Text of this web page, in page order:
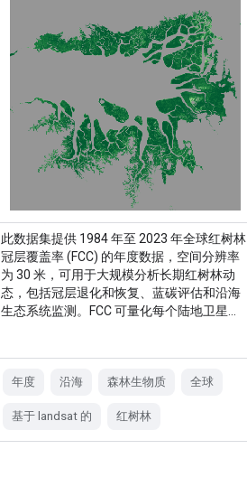
此数据集提供 1984 年至 2023 年全球红树林
冠层覆盖率 (FCC) 的年度数据，空间分辨率
为 30 米，可用于大规模分析长期红树林动
态，包括冠层退化和恢复、蓝碳评估和沿海
生态系统监测。FCC 可量化每个陆地卫星…
年度 沿海 森林生物质 全球
基于 landsat 的 红树林